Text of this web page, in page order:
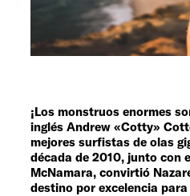
Servicio
¡Los monstruos enormes
inglés Andrew «Cotty»
mejores surfistas de olas
década de 2010, junto con
McNamara, convirtió
destino por excelencia